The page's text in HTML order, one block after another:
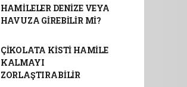
HAMİLELER DENİZE VEYA
HAVUZA GİREBİLİR Mİ?
ÇİKOLATA KİSTİ HAMİLE
KALMAYI
ZORLAŞTIRABİLİR